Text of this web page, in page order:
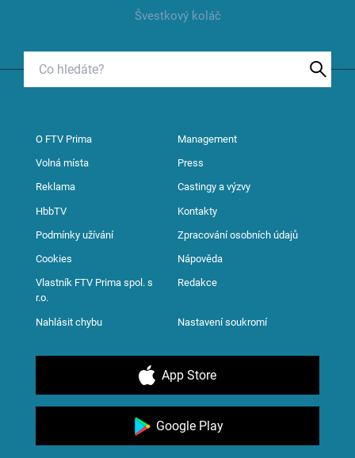
Švestkový koláč
O FTV Prima Management
Volná místa Press
Reklama Castingy a výzvy
HbbTV Kontakty
Podmínky užívání Zpracování osobních údajů
Cookies Nápověda
Vlastník FTV Prima spol. s
r.o.
Redakce
Nahlásit chybu Nastavení soukromí
App Store
Google Play